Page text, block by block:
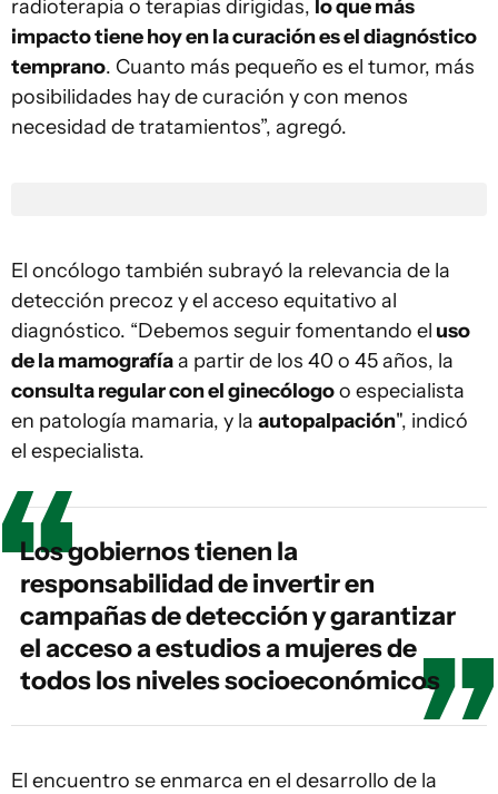
radioterapia o terapias dirigidas, lo que más
impacto tiene hoy en la curación es el diagnóstico
temprano. Cuanto más pequeño es el tumor, más
posibilidades hay de curación y con menos
necesidad de tratamientos”, agregó.
El oncólogo también subrayó la relevancia de la
detección precoz y el acceso equitativo al
diagnóstico. “Debemos seguir fomentando el uso
de la mamografíaa partir de los 40 o 45 años, la
consulta regular con el ginecólogoo especialista
en patología mamaria, y la autopalpación", indicó
el especialista.
Los gobiernos tienen la
responsabilidad de invertir en
campañas de detección y garantizar
el acceso a estudios a mujeres de
todos los niveles socioeconómicos
El encuentro se enmarca en el desarrollo de la